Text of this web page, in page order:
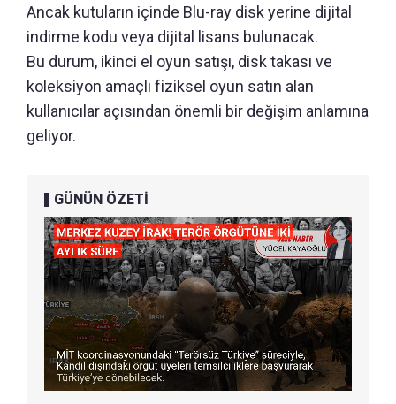
Ancak kutuların içinde Blu-ray disk yerine dijital
indirme kodu veya dijital lisans bulunacak.
Bu durum, ikinci el oyun satışı, disk takası ve
koleksiyon amaçlı fiziksel oyun satın alan
kullanıcılar açısından önemli bir değişim anlamına
geliyor.
GÜNÜN ÖZETİ